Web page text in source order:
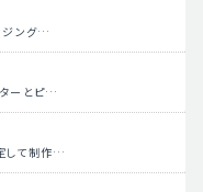
ジング…
ターとピ…
して制作…